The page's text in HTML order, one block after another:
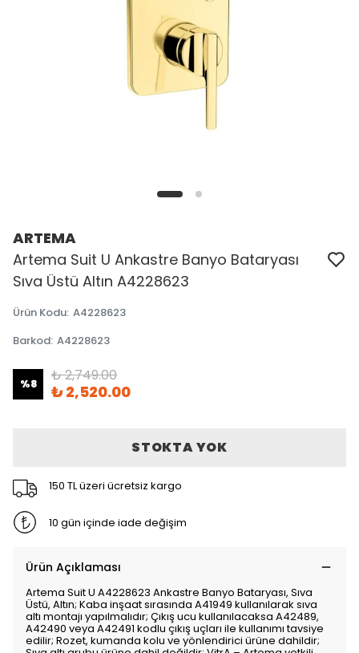
ARTEMA
Artema Suit U Ankastre Banyo Bataryası
Sıva Üstü Altın A4228623
Ürün Kodu: A4228623
Barkod: A4228623
%8 ₺ 2,749.00
₺ 2,520.00
STOKTA YOK
150 TL üzeri ücretsiz kargo
10 gün içinde iade değişim
Ürün Açıklaması
Artema Suit U A4228623 Ankastre Banyo Bataryası, Sıva
Üstü, Altın; Kaba inşaat sırasında A41949 kullanılarak sıva
altı montajı yapılmalıdır; Çıkış ucu kullanılacaksa A42489,
A42490 veya A42491 kodlu çıkış uçları ile kullanımı tavsiye
edilir; Rozet, kumanda kolu ve yönlendirici ürüne dahildir;